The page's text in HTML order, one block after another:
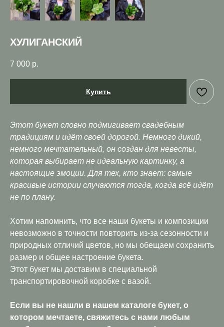
ХУЛИГАНСКИЙ
7 000 р.
Купить
Этот букет словно подмигивает свадебным
традициям и идёт своей дорогой. Немного дикий,
немного мечтательный, он создан для невесты,
которая выбирает не идеальную картинку, а
настоящие эмоции. Для тех, кто знает: самые
красивые истории случаются тогда, когда всё идёт
не по плану.
Хотим напомнить, что все наши букеты и композиции
невозможно в точности повторить из-за сезонности и
природных отличий цветов, но мы обещаем сохранить
размер и общее настроение букета.
Этот букет мы доставим в специальной
транспортировочной коробке с вазой.
Если вы не нашли в нашем каталоге букет, о
котором мечтаете, свяжитесь с нами любым